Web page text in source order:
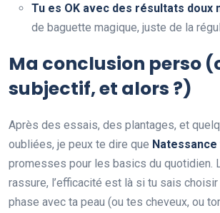
Tu es OK avec des résultats doux
de baguette magique, juste de la
Ma conclusion perso
subjectif, et alors ?)
Après des essais, des plantages, et
oubliées, je peux te dire que Natessance
promesses pour les basics du quotidien.
rassure, l’efficacité est là si tu sais choisir
phase avec ta peau (ou tes cheveux, ou